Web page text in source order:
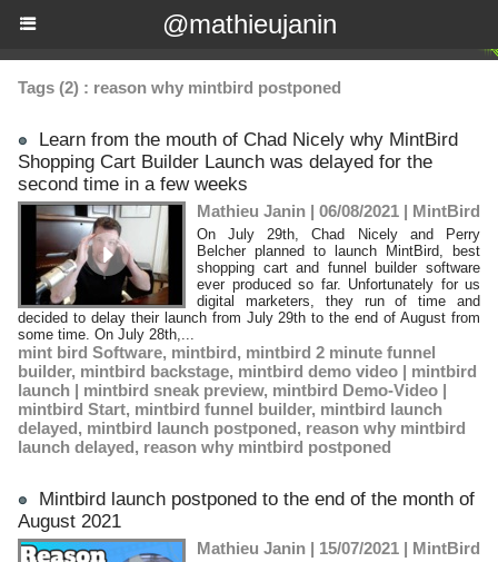
@mathieujanin
Tags (2) : reason why mintbird postponed
Learn from the mouth of Chad Nicely why MintBird
Shopping Cart Builder Launch was delayed for the
second time in a few weeks
Mathieu Janin | 06/08/2021 | MintBird
On July 29th, Chad Nicely and Perry
Belcher planned to launch MintBird, best
shopping cart and funnel builder software
ever produced so far. Unfortunately for us
digital marketers, they run of time and
decided to delay their launch from July 29th to the end of August from
some time. On July 28th,...
mint bird Software, mintbird, mintbird 2 minute funnel
builder, mintbird backstage, mintbird demo video | mintbird
launch | mintbird sneak preview, mintbird Demo-Video |
mintbird Start, mintbird funnel builder, mintbird launch
delayed, mintbird launch postponed, reason why mintbird
launch delayed, reason why mintbird postponed
Mintbird launch postponed to the end of the month of
August 2021
Mathieu Janin | 15/07/2021 | MintBird